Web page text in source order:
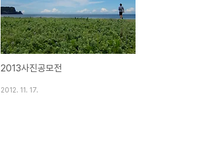
2013사진공모전
2012. 11. 17.